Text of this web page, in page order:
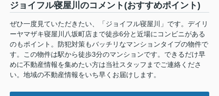
ジョイフル寝屋川のコメント(おすすめポイント)
ぜひ一度見ていただきたい、「ジョイフル寝屋川」です。デイリ
ーヤマザキ寝屋川八坂町店まで徒歩6分と近場にコンビニがある
のもポイント。防犯対策もバッチリなマンションタイプの物件で
す。この物件は駅から徒歩3分のマンションです。できるだけ早
めに不動産情報を集めたい方は当社スタッフまでご連絡くださ
い。地域の不動産情報をいち早くお届けします。